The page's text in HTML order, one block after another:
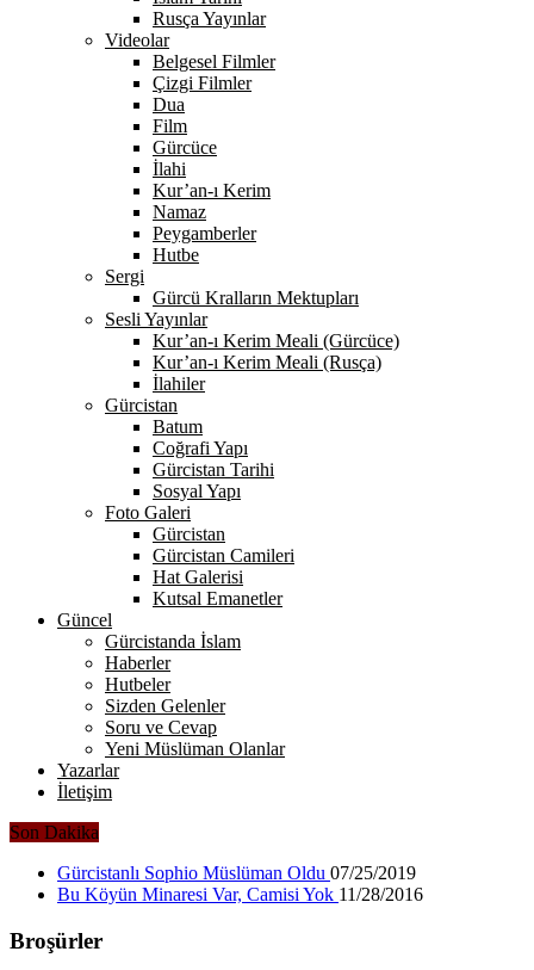
Rusça Yayınlar
Videolar
Belgesel Filmler
Çizgi Filmler
Dua
Film
Gürcüce
İlahi
Kur’an-ı Kerim
Namaz
Peygamberler
Hutbe
Sergi
Gürcü Kralların Mektupları
Sesli Yayınlar
Kur’an-ı Kerim Meali (Gürcüce)
Kur’an-ı Kerim Meali (Rusça)
İlahiler
Gürcistan
Batum
Coğrafi Yapı
Gürcistan Tarihi
Sosyal Yapı
Foto Galeri
Gürcistan
Gürcistan Camileri
Hat Galerisi
Kutsal Emanetler
Güncel
Gürcistanda İslam
Haberler
Hutbeler
Sizden Gelenler
Soru ve Cevap
Yeni Müslüman Olanlar
Yazarlar
İletişim
Son Dakika
Gürcistanlı Sophio Müslüman Oldu 07/25/2019
Bu Köyün Minaresi Var, Camisi Yok 11/28/2016
Broşürler